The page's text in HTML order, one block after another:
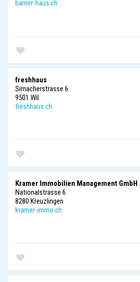
barner-haus.ch
freshhaus
Sirnacherstrasse 6
9501 Wil
freshhaus.ch
Kramer Immobilien Management GmbH
Nationalstrasse 6
8280 Kreuzlingen
kramer-immo.ch